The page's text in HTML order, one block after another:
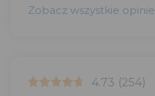
Zobacz wszystkie opinie
4.73 (254)